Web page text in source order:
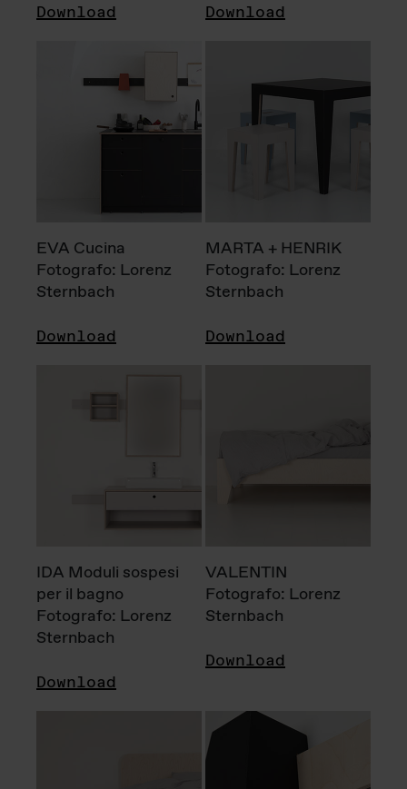
Download Download
EVA Cucina
Fotografo: Lorenz
Sternbach
Download
MARTA + HENRIK
Fotografo: Lorenz
Sternbach
Download
IDA Moduli sospesi
per il bagno
Fotografo: Lorenz
Sternbach
Download
VALENTIN
Fotografo: Lorenz
Sternbach
Download